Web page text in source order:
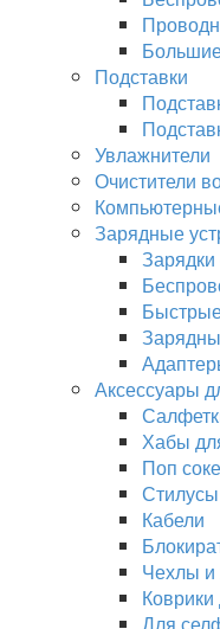
Подставки
Увлажнители
Очистители
Зарядные
Зарядки
Аксессуары
Хабы
Поп
Стилусы
Кабели
Чехлы и